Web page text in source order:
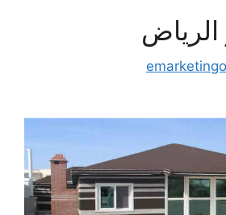
emarketingo